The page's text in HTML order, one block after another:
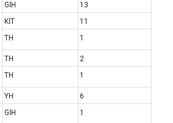
GİH
13
KİT
11
TH 1
TH
2
TH 1
YH
6
GİH 1